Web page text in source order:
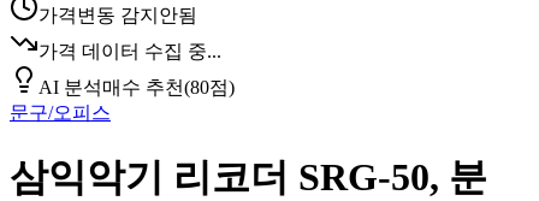
가격변동 감지안됨
가격 데이터 수집 중...
AI 분석매수 추천(80점)
문구/오피스
삼익악기 리코더 SRG-50, 분